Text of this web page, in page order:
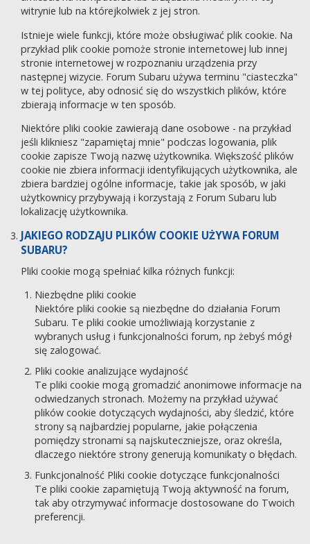
witrynie lub na którejkolwiek z jej stron.
Istnieje wiele funkcji, które może obsługiwać plik cookie. Na
przykład plik cookie pomoże stronie internetowej lub innej
stronie internetowej w rozpoznaniu urządzenia przy
następnej wizycie. Forum Subaru używa terminu "ciasteczka"
w tej polityce, aby odnosić się do wszystkich plików, które
zbierają informacje w ten sposób.
Niektóre pliki cookie zawierają dane osobowe - na przykład
jeśli klikniesz "zapamiętaj mnie" podczas logowania, plik
cookie zapisze Twoją nazwę użytkownika. Większość plików
cookie nie zbiera informacji identyfikujących użytkownika, ale
zbiera bardziej ogólne informacje, takie jak sposób, w jaki
użytkownicy przybywają i korzystają z Forum Subaru lub
lokalizację użytkownika.
JAKIEGO RODZAJU PLIKÓW COOKIE UŻYWA FORUM
SUBARU?
Pliki cookie mogą spełniać kilka różnych funkcji:
Niezbędne pliki cookie
Niektóre pliki cookie są niezbędne do działania Forum
Subaru. Te pliki cookie umożliwiają korzystanie z
wybranych usług i funkcjonalności forum, np żebyś mógł
się zalogować.
Pliki cookie analizujące wydajność
Te pliki cookie mogą gromadzić anonimowe informacje na
odwiedzanych stronach. Możemy na przykład używać
plików cookie dotyczących wydajności, aby śledzić, które
strony są najbardziej popularne, jakie połączenia
pomiędzy stronami są najskuteczniejsze, oraz określa,
dlaczego niektóre strony generują komunikaty o błędach.
Funkcjonalność Pliki cookie dotyczące funkcjonalności
Te pliki cookie zapamiętują Twoją aktywność na forum,
tak aby otrzymywać informacje dostosowane do Twoich
preferencji.